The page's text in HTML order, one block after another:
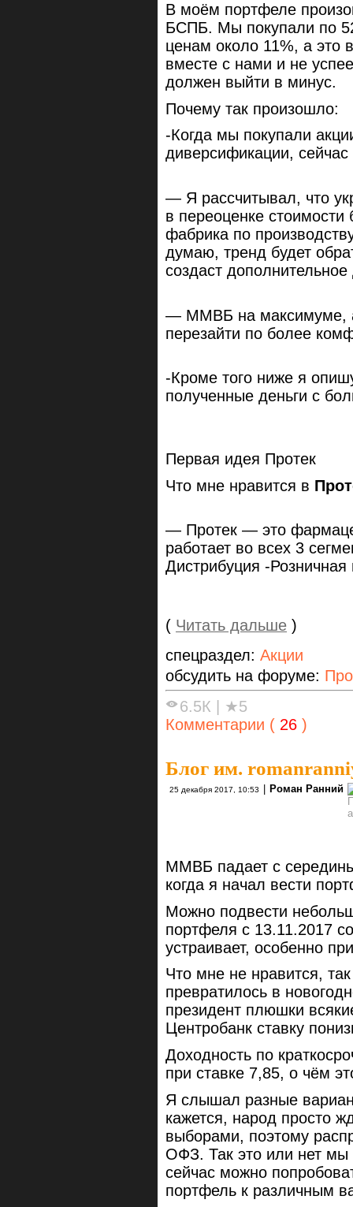
В моём портфеле
БСПБ. Мы покупали по
ценам около 11%, а это
вместе с нами и не
должен выйти в минус.
Почему так произошло:
-Когда мы покупали
диверсификации, сейчас
— Я рассчитывал, что
в переоценке стоимости
фабрика по
думаю, тренд будет
создаст
— ММВБ на максимуме,
перезайти по более
-Кроме того ниже я
полученные деньги с
Первая идея Протек
Что мне нравится в
— Протек — это
работает во всех 3
Дистрибуция -
( Читать дальше )
спецраздел: Акции
обсудить на форуме:
6.5К
★5
Комментарии ( 26 )
Блог им.
25 декабря 2017, 10:53 Роман Ранний
ММВБ падает с
когда я начал вести
Можно подвести
портфеля с 13.11.2017
устраивает, особенно
Что мне не нравится,
превратилось в
президент плюшки
Центробанк ставку
Доходность по
при ставке 7,85, о чём
Я слышал разные
кажется, народ просто
выборами, поэтому
ОФЗ. Так это или нет мы
сейчас можно
портфель к различным